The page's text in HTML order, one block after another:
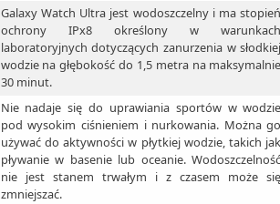
Galaxy Watch Ultra jest wodoszczelny i ma
ochrony IPx8 określony w
laboratoryjnych dotyczących zanurzenia w
wodzie na głębokość do 1,5 metra na
30 minut.
Nie nadaje się do uprawiania sportów w
pod wysokim ciśnieniem i nurkowania. Można
używać do aktywności w płytkiej wodzie, takich
pływanie w basenie lub oceanie.
nie jest stanem trwałym i z czasem może
zmniejszać.